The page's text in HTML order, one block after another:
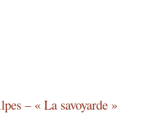
– « La savoyarde »